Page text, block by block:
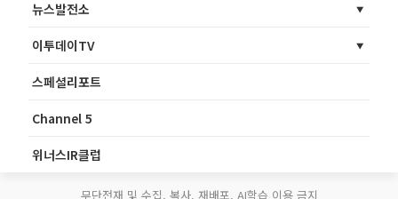
뉴스발전소
이투데이TV
스페셜리포트
Channel 5
위너스IR클럽
무단전재 및 수집, 복사, 재배포, AI학습 이용 금지